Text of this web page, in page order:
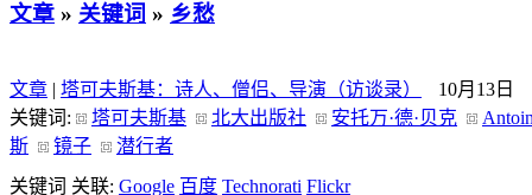
文章 » 关键词 » 乡愁
文章 | 塔可夫斯基：诗人、僧侣、导演（访谈录）
10月13日
关键词:
塔可夫斯基 北大出版社 安托万·德·贝克
斯
镜子
潜行者
关键词 关联: Google 百度 Technorati Flickr